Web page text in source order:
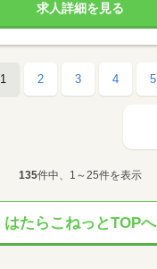
求人詳細を見る
1 2 3 4 5
135件中、1～25件を表示
はたらこねっとTOPへ